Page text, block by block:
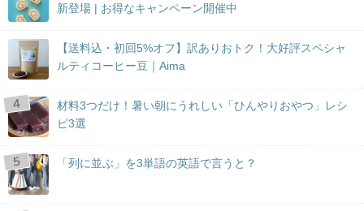
新登場 | お得なキャンペーン開催中
【送料込・初回5%オフ】訳ありおトク！大好評スペシャ
ルティコーヒー豆｜Aima
材料3つだけ！暑い朝にうれしい「ひんやりおやつ」レシ
ピ3選
「列に並ぶ」を3単語の英語で言うと？